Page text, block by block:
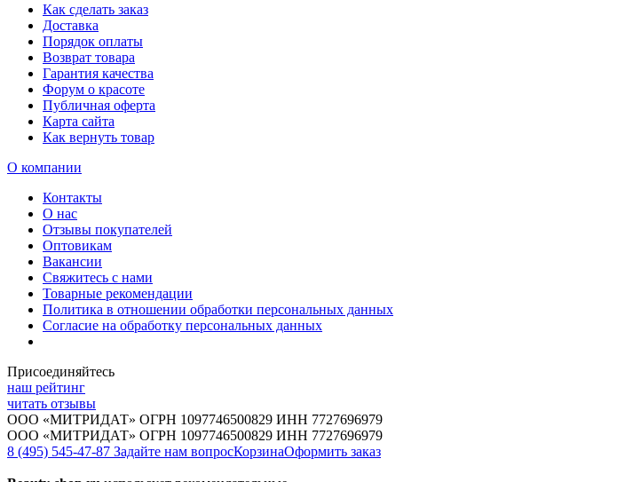
Как сделать заказ
Доставка
Порядок оплаты
Возврат товара
Гарантия качества
Форум о красоте
Публичная оферта
Карта сайта
Как вернуть товар
О компании
Контакты
О нас
Отзывы покупателей
Оптовикам
Вакансии
Свяжитесь с нами
Товарные рекомендации
Политика в отношении обработки персональных данных
Согласие на обработку персональных данных
Присоединяйтесь
наш рейтинг
читать отзывы
ООО «МИТРИДАТ» ОГРН 1097746500829 ИНН 7727696979
ООО «МИТРИДАТ» ОГРН 1097746500829 ИНН 7727696979
8 (495) 545-47-87 Задайте нам вопросКорзинаОформить заказ